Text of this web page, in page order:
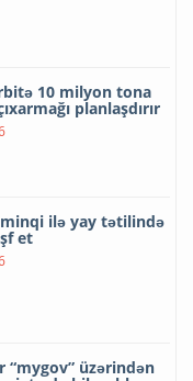
10 milyon tona
planlaşdırır
ilə yay tətilində
et
“mygov” üzərindən